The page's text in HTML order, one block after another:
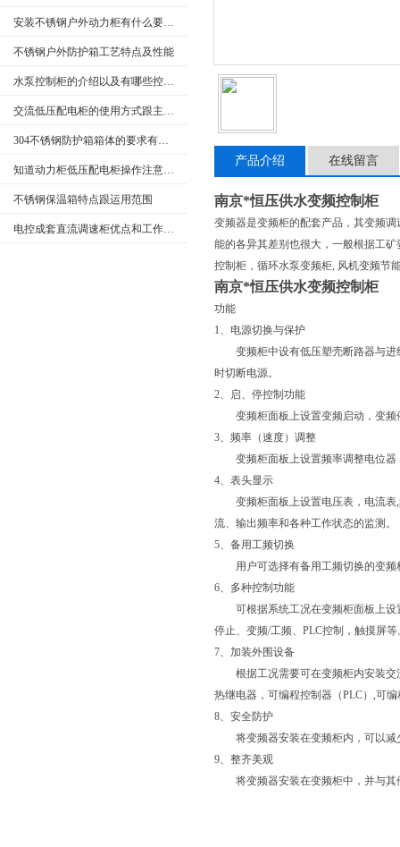
安装不锈钢户外动力柜有什么要求呢
不锈钢户外防护箱工艺特点及性能
水泵控制柜的介绍以及有哪些控制类型
交流低压配电柜的使用方式跟主要特点
304不锈钢防护箱箱体的要求有哪些
知道动力柜低压配电柜操作注意事项很重要
不锈钢保温箱特点跟运用范围
电控成套直流调速柜优点和工作原理
产品介绍 在线留言
南京*恒压供水变频控制柜
变频器是变频柜的配套产品，其变频
能的各异其差别也很大，一般根据工
控制柜，循环水泵变频柜, 风机变频节
南京*恒压供水变频控制柜
功能
1、电源切换与保护
变频柜中设有低压塑壳断路器与进
时切断电源。
2、启、停控制功能
变频柜面板上设置变频启动，变频
3、频率（速度）调整
变频柜面板上设置频率调整电位器
4、表头显示
变频柜面板上设置电压表，电流表,
流、输出频率和各种工作状态的监测。
5、备用工频切换
用户可选择有备用工频切换的变频
6、多种控制功能
可根据系统工况在变频柜面板上设
停止、变频/工频、PLC控制，触摸屏等
7、加装外围设备
根据工况需要可在变频柜内安装交
热继电器，可编程控制器（PLC）,可
8、安全防护
将变频器安装在变频柜内，可以减
9、整齐美观
将变频器安装在变频柜中，并与其